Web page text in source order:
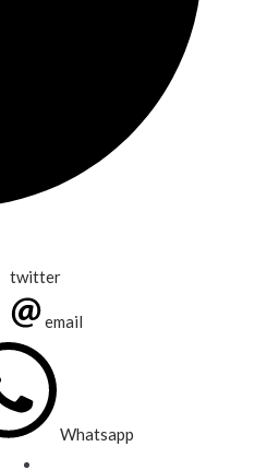
twitter
email
Whatsapp